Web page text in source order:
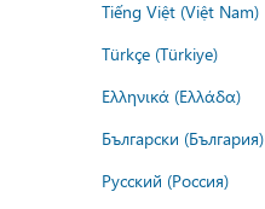
Tiếng Việt (Việt Nam)
Türkçe (Türkiye)
Ελληνικά (Ελλάδα)
Български (България)
Русский (Россия)